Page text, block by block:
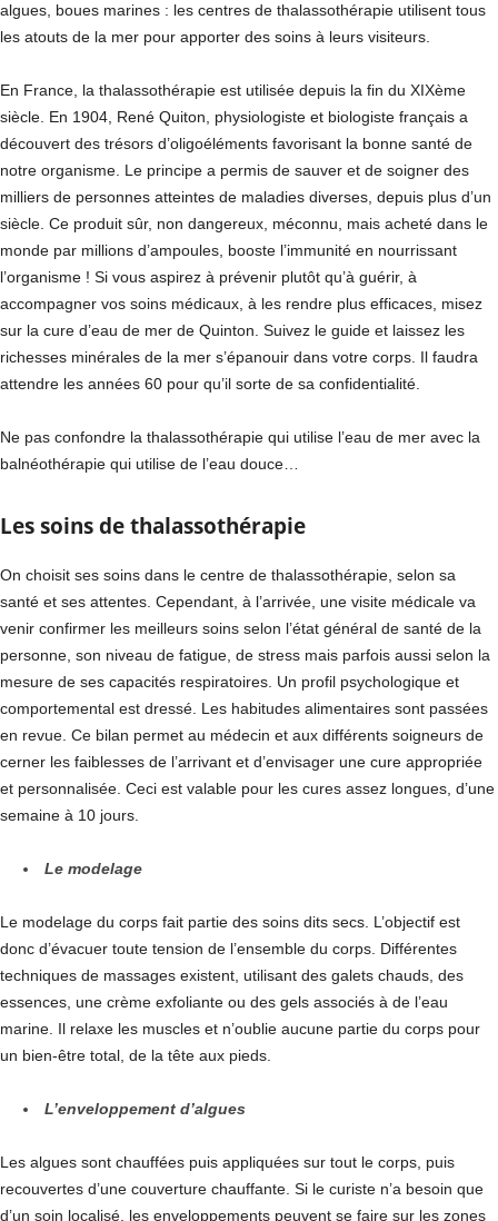
algues, boues marines : les centres de thalassothérapie utilisent tous
les atouts de la mer pour apporter des soins à leurs visiteurs.
En France, la thalassothérapie est utilisée depuis la fin du XIXème
siècle. En 1904, René Quiton, physiologiste et biologiste français a
découvert des trésors d’oligoéléments favorisant la bonne santé de
notre organisme. Le principe a permis de sauver et de soigner des
milliers de personnes atteintes de maladies diverses, depuis plus d’un
siècle. Ce produit sûr, non dangereux, méconnu, mais acheté dans le
monde par millions d’ampoules, booste l’immunité en nourrissant
l’organisme ! Si vous aspirez à prévenir plutôt qu’à guérir, à
accompagner vos soins médicaux, à les rendre plus efficaces, misez
sur la cure d’eau de mer de Quinton. Suivez le guide et laissez les
richesses minérales de la mer s’épanouir dans votre corps. Il faudra
attendre les années 60 pour qu’il sorte de sa confidentialité.
Ne pas confondre la thalassothérapie qui utilise l’eau de mer avec la
balnéothérapie qui utilise de l’eau douce…
Les soins de thalassothérapie
On choisit ses soins dans le centre de thalassothérapie, selon sa
santé et ses attentes. Cependant, à l’arrivée, une visite médicale va
venir confirmer les meilleurs soins selon l’état général de santé de la
personne, son niveau de fatigue, de stress mais parfois aussi selon la
mesure de ses capacités respiratoires. Un profil psychologique et
comportemental est dressé. Les habitudes alimentaires sont passées
en revue. Ce bilan permet au médecin et aux différents soigneurs de
cerner les faiblesses de l’arrivant et d’envisager une cure appropriée
et personnalisée. Ceci est valable pour les cures assez longues, d’une
semaine à 10 jours.
Le modelage
Le modelage du corps fait partie des soins dits secs. L’objectif est
donc d’évacuer toute tension de l’ensemble du corps. Différentes
techniques de massages existent, utilisant des galets chauds, des
essences, une crème exfoliante ou des gels associés à de l’eau
marine. Il relaxe les muscles et n’oublie aucune partie du corps pour
un bien-être total, de la tête aux pieds.
L’enveloppement d’algues
Les algues sont chauffées puis appliquées sur tout le corps, puis
recouvertes d’une couverture chauffante. Si le curiste n’a besoin que
d’un soin localisé, les enveloppements peuvent se faire sur les zones